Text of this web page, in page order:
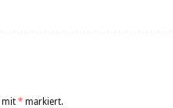
mit* markiert.